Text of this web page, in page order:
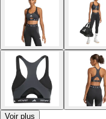
Voir plus